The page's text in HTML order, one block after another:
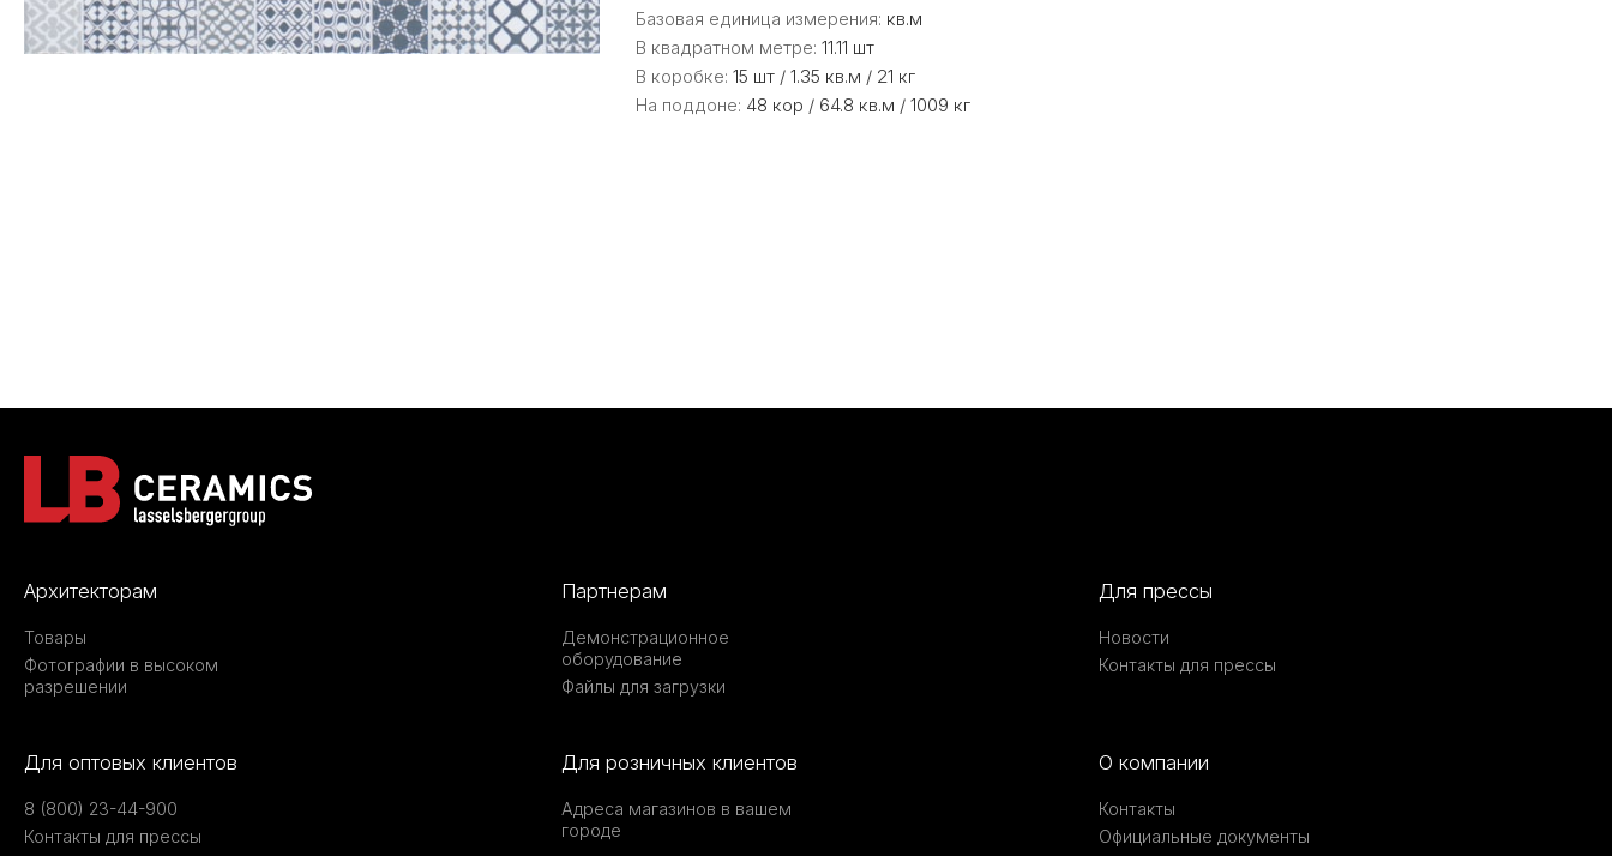
Базовая единица измерения: кв.м
В квадратном метре: 11.11 шт
В коробке: 15 шт / 1.35 кв.м / 21 кг
На поддоне: 48 кор / 64.8 кв.м / 1009 кг
Архитекторам
Товары
Фотографии в высоком
разрешении
Партнерам
Демонстрационное
оборудование
Файлы для загрузки
Для прессы
Новости
Контакты для прессы
Для оптовых клиентов
8 (800) 23-44-900
Контакты для прессы
Для розничных клиентов
Адреса магазинов в вашем
городе
О компании
Контакты
Официальные документы